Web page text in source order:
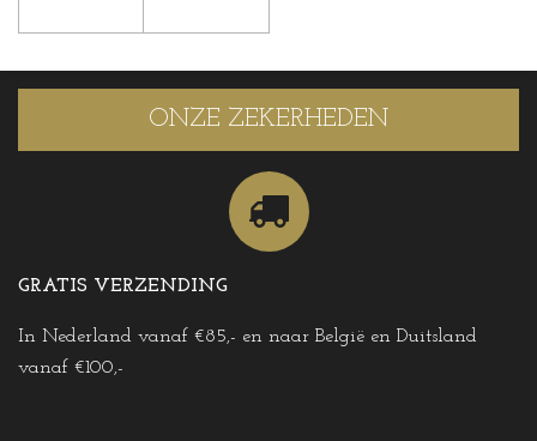
ONZE ZEKERHEDEN
GRATIS VERZENDING
In Nederland vanaf €85,- en naar België en Duitsland
vanaf €100,-